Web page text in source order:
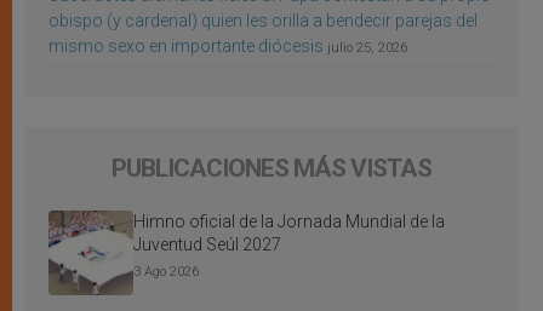
obispo (y cardenal) quien les orilla a bendecir parejas del
mismo sexo en importante diócesis julio 25, 2026
PUBLICACIONES MÁS VISTAS
Himno oficial de la Jornada Mundial de la
Juventud Seúl 2027
3 Ago 2026